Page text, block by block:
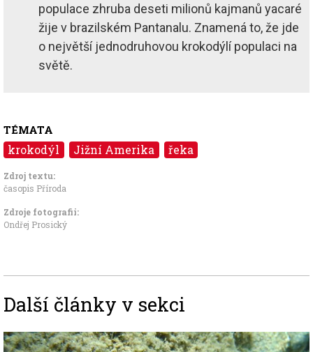
populace zhruba deseti milionů kajmanů yacaré
žije v brazilském Pantanalu. Znamená to, že jde
o největší jednodruhovou krokodýlí populaci na
světě.
TÉMATA
krokodýl Jižní Amerika řeka
Zdroj textu:
časopis Příroda
Zdroje fotografii:
Ondřej Prosický
Další články v sekci
Image